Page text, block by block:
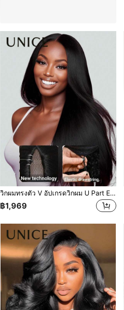
วิกผมทรงตัว V อัปเกรดวิกผม U Part EasiContour™ วิกผม V Part แบบไร้กาว Yaki Straight พร้อมเชือกรูด Invisi ไม่ต้องเย็บ คลิปอินครึ่งวิกผมสำหรับผู้เริ่มต้น ใช้งานง่าย พร้อมสวมใส่ Go Unice Wigs สำหรับผู้หญิง
฿1,969